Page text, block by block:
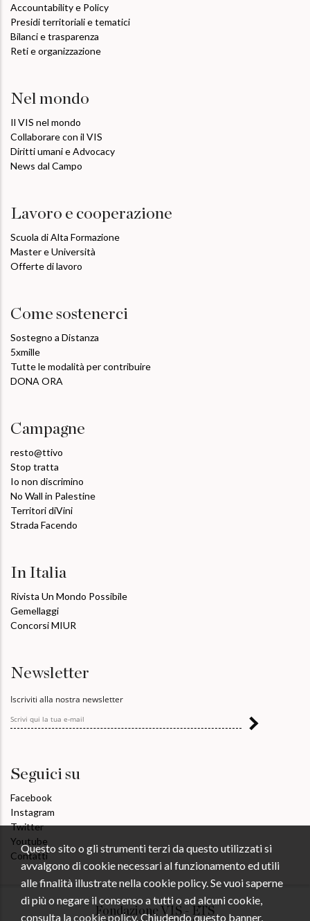
Accountability e Policy
Presidi territoriali e tematici
Bilanci e trasparenza
Reti e organizzazione
Nel mondo
Il VIS nel mondo
Collaborare con il VIS
Diritti umani e Advocacy
News dal Campo
Lavoro e cooperazione
Scuola di Alta Formazione
Master e Università
Offerte di lavoro
Come sostenerci
Sostegno a Distanza
5xmille
Tutte le modalità per contribuire
DONA ORA
Campagne
resto@ttivo
Stop tratta
Io non discrimino
No Wall in Palestine
Territori diVini
Strada Facendo
In Italia
Rivista Un Mondo Possibile
Gemellaggi
Concorsi MIUR
Newsletter
Iscriviti alla nostra newsletter
Seguici su
Facebook
Instagram
Twitter
Youtube
Contatti
Fondazione VIS - ETS
Questo sito o gli strumenti terzi da questo utilizzati si
avvalgono di cookie necessari al funzionamento ed utili
alle finalità illustrate nella cookie policy. Se vuoi saperne
di più o negare il consenso a tutti o ad alcuni cookie,
consulta lacookie policy. Chiudendo questo banner,